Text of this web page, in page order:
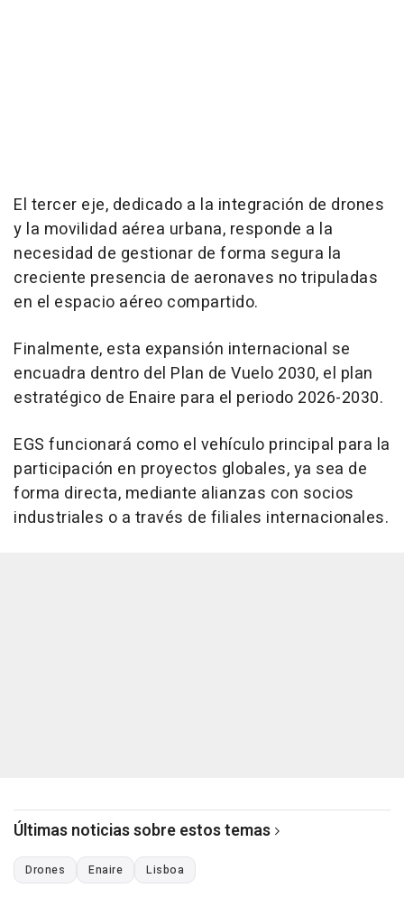
El tercer eje, dedicado a la integración de drones
y la movilidad aérea urbana, responde a la
necesidad de gestionar de forma segura la
creciente presencia de aeronaves no tripuladas
en el espacio aéreo compartido.
Finalmente, esta expansión internacional se
encuadra dentro del Plan de Vuelo 2030, el plan
estratégico de Enaire para el periodo 2026-2030.
EGS funcionará como el vehículo principal para la
participación en proyectos globales, ya sea de
forma directa, mediante alianzas con socios
industriales o a través de filiales internacionales.
Últimas noticias sobre estos temas
Drones Enaire Lisboa